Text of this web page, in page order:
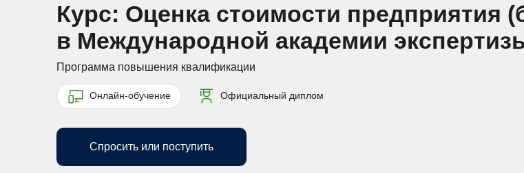
Курс: Оценка стоимости предприятия
в Международной академии
Программа повышения квалификации
Онлайн-обучение Официальный диплом
Спросить или поступить